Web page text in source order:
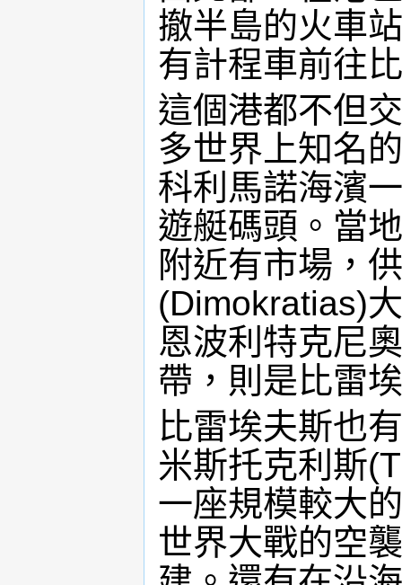
撤半島的火車
有計程車前往
這個港都不但
多世界上知名
科利馬諾海濱
遊艇碼頭。當
附近有市場，
(Dimokratias)
恩波利特克尼
帶，則是比雷
比雷埃夫斯也
米斯托克利斯
一座規模較大
世界大戰的空